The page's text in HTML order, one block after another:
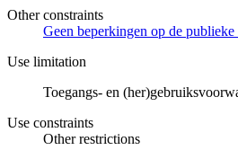
Other constraints
Geen beperkingen op de publieke
Use limitation
Toegangs- en
Use constraints
Other restrictions